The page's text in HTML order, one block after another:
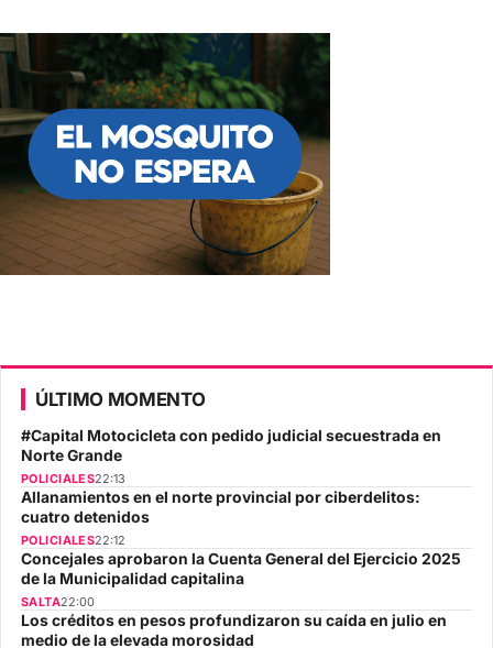
ÚLTIMO MOMENTO
#Capital Motocicleta con pedido judicial secuestrada en
Norte Grande
POLICIALES22:13
Allanamientos en el norte provincial por ciberdelitos:
cuatro detenidos
POLICIALES22:12
Concejales aprobaron la Cuenta General del Ejercicio 2025
de la Municipalidad capitalina
SALTA22:00
Los créditos en pesos profundizaron su caída en julio en
medio de la elevada morosidad